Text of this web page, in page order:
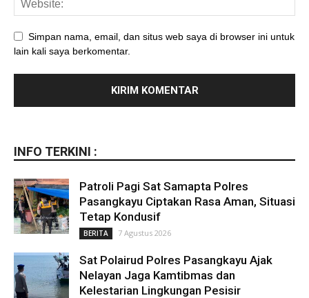
Simpan nama, email, dan situs web saya di browser ini untuk
lain kali saya berkomentar.
INFO TERKINI :
Patroli Pagi Sat Samapta Polres
Pasangkayu Ciptakan Rasa Aman, Situasi
Tetap Kondusif
BERITA 7 Agustus 2026
Sat Polairud Polres Pasangkayu Ajak
Nelayan Jaga Kamtibmas dan
Kelestarian Lingkungan Pesisir